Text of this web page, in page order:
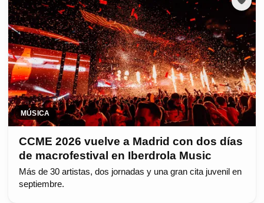
MÚSICA
CCME 2026 vuelve a Madrid con dos días
de macrofestival en Iberdrola Music
Más de 30 artistas, dos jornadas y una gran cita juvenil en
septiembre.